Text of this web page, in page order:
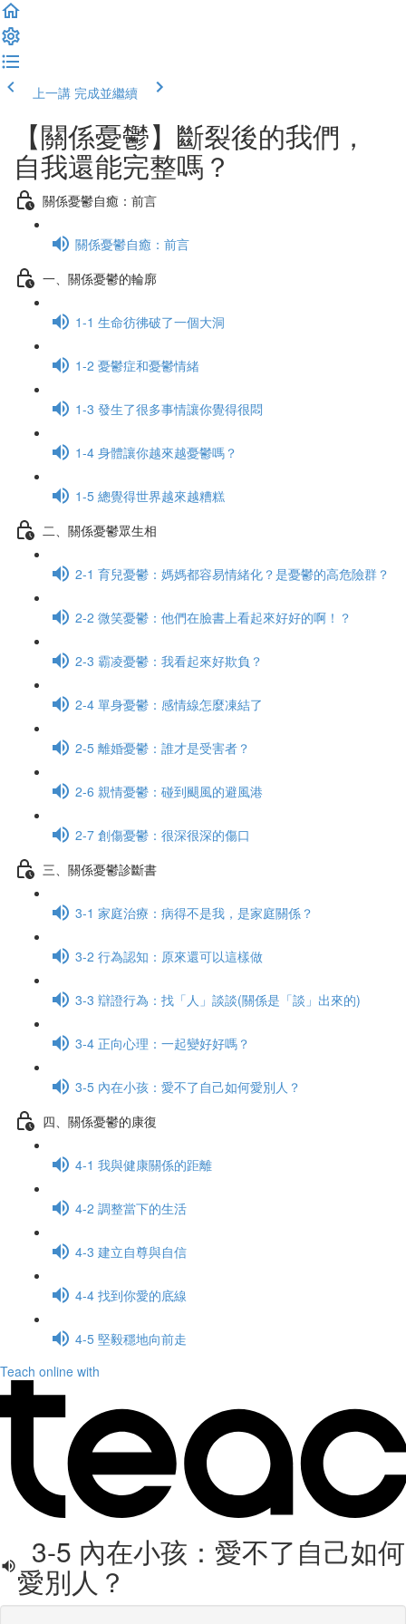
上一講 完成並繼續
【關係憂鬱】斷裂後的我們，
自我還能完整嗎？
關係憂鬱自癒：前言
關係憂鬱自癒：前言
一、關係憂鬱的輪廓
1-1 生命彷彿破了一個大洞
1-2 憂鬱症和憂鬱情緒
1-3 發生了很多事情讓你覺得很悶
1-4 身體讓你越來越憂鬱嗎？
1-5 總覺得世界越來越糟糕
二、關係憂鬱眾生相
2-1 育兒憂鬱：媽媽都容易情緒化？是憂鬱的高危險群？
2-2 微笑憂鬱：他們在臉書上看起來好好的啊！？
2-3 霸凌憂鬱：我看起來好欺負？
2-4 單身憂鬱：感情線怎麼凍結了
2-5 離婚憂鬱：誰才是受害者？
2-6 親情憂鬱：碰到颶風的避風港
2-7 創傷憂鬱：很深很深的傷口
三、關係憂鬱診斷書
3-1 家庭治療：病得不是我，是家庭關係？
3-2 行為認知：原來還可以這樣做
3-3 辯證行為：找「人」談談(關係是「談」出來的)
3-4 正向心理：一起變好好嗎？
3-5 內在小孩：愛不了自己如何愛別人？
四、關係憂鬱的康復
4-1 我與健康關係的距離
4-2 調整當下的生活
4-3 建立自尊與自信
4-4 找到你愛的底線
4-5 堅毅穩地向前走
Teach online with
3-5 內在小孩：愛不了自己如何
愛別人？